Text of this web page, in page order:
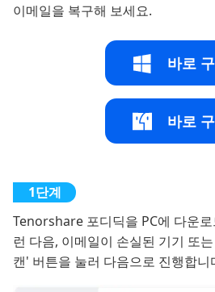
이메일을 복구해 보세요.
바로
바로
Tenorshare 포디딕을 PC에 다운
런 다음, 이메일이 손실된 기기 또
캔' 버튼을 눌러 다음으로 진행합니